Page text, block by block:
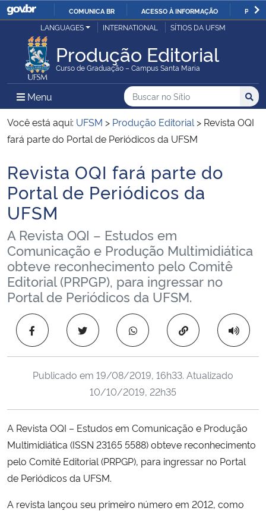
IR
O
COMUNICA BR ACESSO À INFORMAÇÃO
Ministério da Justiça e Segurança Pública
Ministério da Defesa
Ministério das Relações Exteriores
Ministério da Infraestrutura
Ministério da Agricultura, Pecuária e Abastecimento
Ministério da Educação
Ministério da Cidadania
Ministério de Minas e Energia
Ministério da Ciência, Tecnologia, Inovações e Comunicações
Ministério do Turismo
Ministério do Desenvolvimento Regional
LANGUAGES INTERNATIONAL SÍTIOS DA UFSM
Produção Editorial
Curso de Graduação – Campus Santa Maria
Menu Menu Principal do Sítio
Busca
Buscar no no Sítio
Busca:
Você está aqui: UFSM > Produção Editorial > Revista OQI
fará parte do Portal de Periódicos da UFSM
Início do conteúdo
Revista OQI fará parte do
Portal de Periódicos da
UFSM
A Revista OQI – Estudos em
Comunicação e Produção Multimidiática
obteve reconhecimento pelo Comitê
Editorial (PRPGP), para ingressar no
Portal de Periódicos da UFSM.
Copiar para área
Publicado em 19/08/2019, 16h33. Atualizado
10/10/2019, 22h35
A Revista OQI – Estudos em Comunicação e Produção
Multimidiática (ISSN 23165 5588) obteve reconhecimento
pelo Comitê Editorial (PRPGP), para ingressar no Portal
de Periódicos da UFSM.
A revista lançou seu primeiro número em 2012, como